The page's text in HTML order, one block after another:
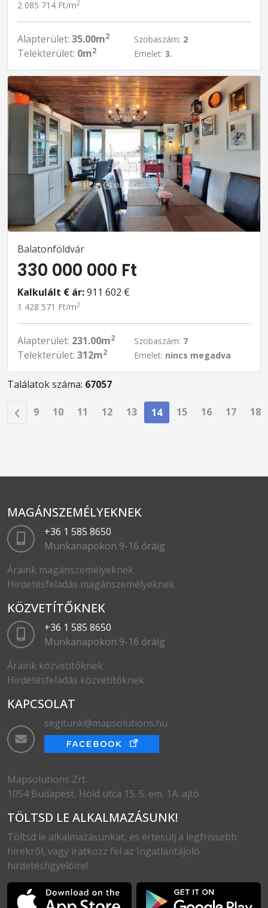
2 085 714 Ft/m2
Alapterület: 35.00m2
Telekterület: 0m2
Szobaszám: 2
Emelet: 3.
Balatonföldvár
330 000 000 Ft
Kalkulált € ár:911 602 €
1 428 571 Ft/m2
Alapterület: 231.00m2
Telekterület: 312m2
Szobaszám: 7
Emelet: nincs megadva
Találatok száma: 67057
9 10 11 12 13 14 15 16 17 18
MAGÁNSZEMÉLYEKNEK
+36 1 585 8650
Munkanapokon 9-16 óráig
Áraink magánszemélyeknek
Hirdetésfeladás magánszemélyeknek
KÖZVETÍTŐKNEK
+36 1 585 8650
Munkanapokon 9-16 óráig
Áraink közvetítőknek
Hirdetésfeladás közvetítőknek
KAPCSOLAT
segitunk@mapsolutions.hu
Mapsolutions Zrt.
1054 Budapest, Hold utca 15. 5. em. 1A. ajtó
TÖLTSD LE ALKALMAZÁSUNK!
Töltsd le alkalmazásunkat, és értesülj a legfrissebb
hírekről, vagy iratkozz fel az Ingatlantájoló
hirdetésfigyelőire!